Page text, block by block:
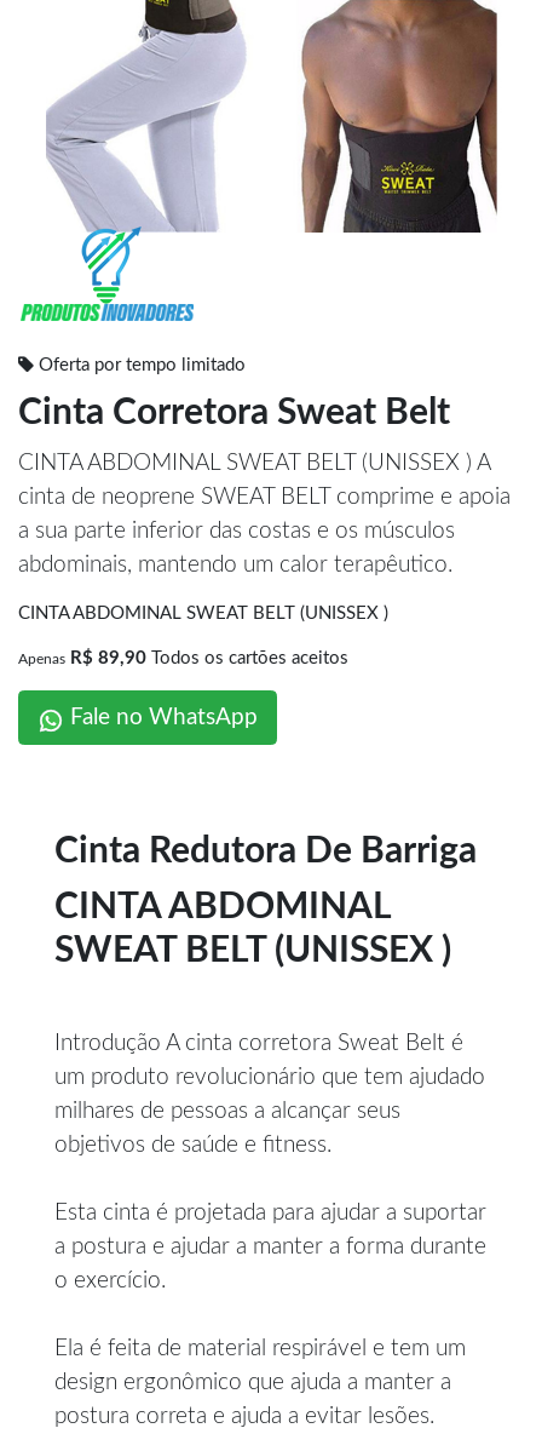
Oferta por tempo limitado
Cinta Corretora Sweat Belt
CINTA ABDOMINAL SWEAT BELT (UNISSEX ) A
cinta de neoprene SWEAT BELT comprime e apoia
a sua parte inferior das costas e os músculos
abdominais, mantendo um calor terapêutico.
CINTA ABDOMINAL SWEAT BELT (UNISSEX )
Apenas R$ 89,90 Todos os cartões aceitos
Fale no WhatsApp
Cinta Redutora De Barriga
CINTA ABDOMINAL
SWEAT BELT (UNISSEX )
Introdução A cinta corretora Sweat Belt é
um produto revolucionário que tem ajudado
milhares de pessoas a alcançar seus
objetivos de saúde e fitness.
Esta cinta é projetada para ajudar a suportar
a postura e ajudar a manter a forma durante
o exercício.
Ela é feita de material respirável e tem um
design ergonômico que ajuda a manter a
postura correta e ajuda a evitar lesões.